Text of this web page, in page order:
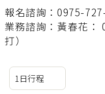
報名諮詢：0975-
業務諮詢：黃春花：
打）